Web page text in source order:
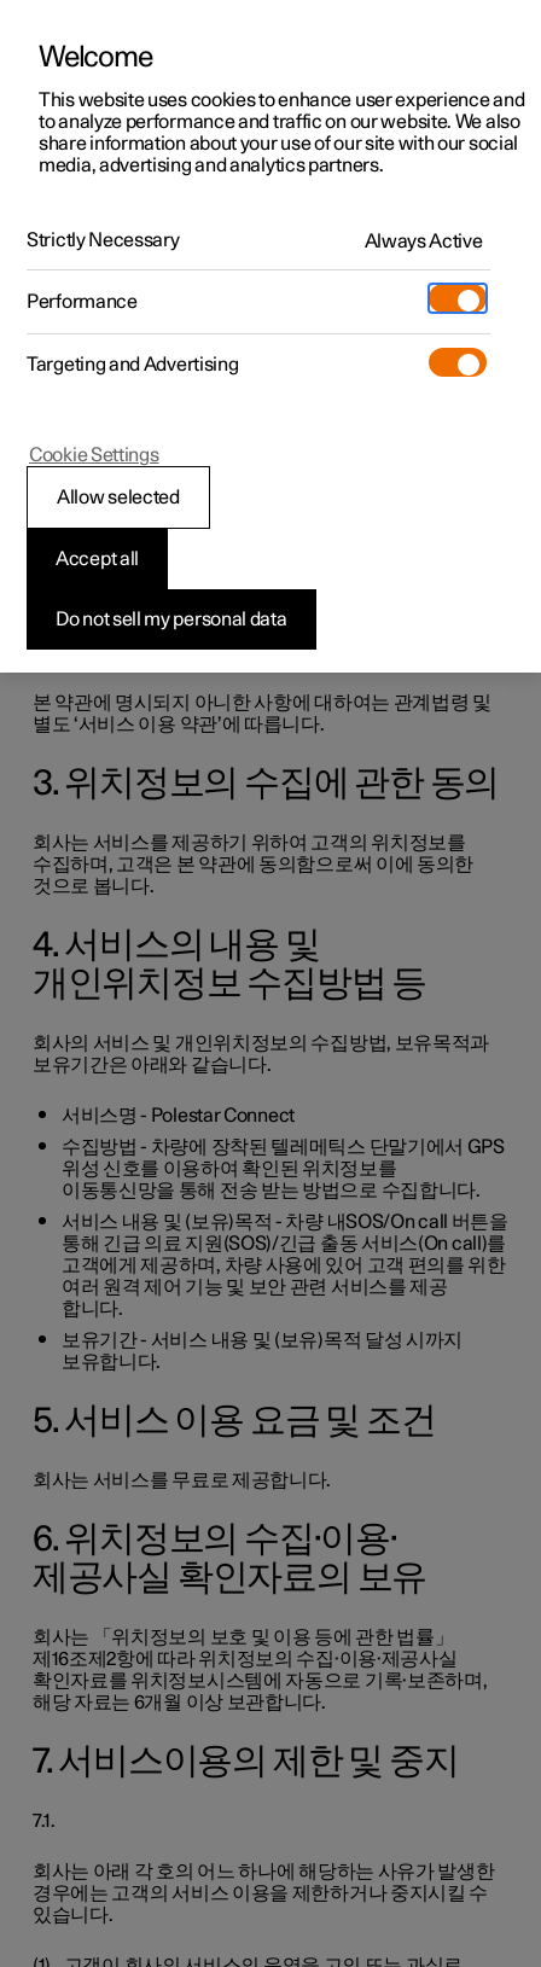
Polestar 2
Polestar 3
Polestar 4
Charging
Shop
More
Polestar 3 알아보기
시승 예약하기
빠른 출고
차량 주문하기
Polestar 4 알아보기
시승 예약하기
빠른 출고
차량 주문하기
충전 정보
공용 시설 충전
법인 판매
금융 서비스 옵션
진행중인 프로모션
빠른 출고
차량 주문
Extras (차량 액세서리)
지원, 상담 및 안내
서비스 포인트
전시장
Polestar 소개
지속가능성
최신 소식
약관
위치정보사업 및 위치기반
v1.0
1. 목적
가 본 약관에 동의한 개인위치정보주체(이하 “고객”)의
위치기반서비스(이하 “서비스”라 합니다)를 이용함에 있어
회사와 고객의 권리 및 의무, 기타 제반 사항을 정함을
2. 관계법령 및 서비스 약관의
적용
본 약관에 명시되지 아니한 사항에 대하여는 관계법령 및
별도 ‘서비스 이용 약관’에 따릅니다.
3. 위치정보의 수집에 관한 동의
회사는 서비스를 제공하기 위하여 고객의 위치정보를
수집하며, 고객은 본 약관에 동의함으로써 이에 동의한
것으로 봅니다.
4. 서비스의 내용 및
개인위치정보 수집방법 등
회사의 서비스 및 개인위치정보의 수집방법, 보유목적과
보유기간은 아래와 같습니다.
서비스명 - Polestar Connect
수집방법 - 차량에 장착된 텔레메틱스 단말기에서 GPS
위성 신호를 이용하여 확인된 위치정보를
이동통신망을 통해 전송 받는 방법으로 수집합니다.
서비스 내용 및 (보유)목적 - 차량 내SOS/On call 버튼을
통해 긴급 의료 지원(SOS)/긴급 출동 서비스(On call)를
고객에게 제공하며, 차량 사용에 있어 고객 편의를 위한
여러 원격 제어 기능 및 보안 관련 서비스를 제공
합니다.
보유기간 - 서비스 내용 및 (보유)목적 달성 시까지
보유합니다.
5. 서비스 이용 요금 및 조건
회사는 서비스를 무료로 제공합니다.
6. 위치정보의 수집·이용·
제공사실 확인자료의 보유
회사는 「위치정보의 보호 및 이용 등에 관한 법률」
제16조제2항에 따라 위치정보의 수집·이용·제공사실
확인자료를 위치정보시스템에 자동으로 기록·보존하며,
해당 자료는 6개월 이상 보관합니다.
7. 서비스이용의 제한 및 중지
7.1.
회사는 아래 각 호의 어느 하나에 해당하는 사유가 발생한
경우에는 고객의 서비스 이용을 제한하거나 중지시킬 수
있습니다.
Welcome
This website uses cookies to enhance user experience and
to analyze performance and traffic on our website. We also
share information about your use of our site with our social
media, advertising and analytics partners.
Strictly Necessary Always Active
Performance
Targeting and Advertising
Do not sell my personal data
Accept all
Allow selected
Cookie Settings